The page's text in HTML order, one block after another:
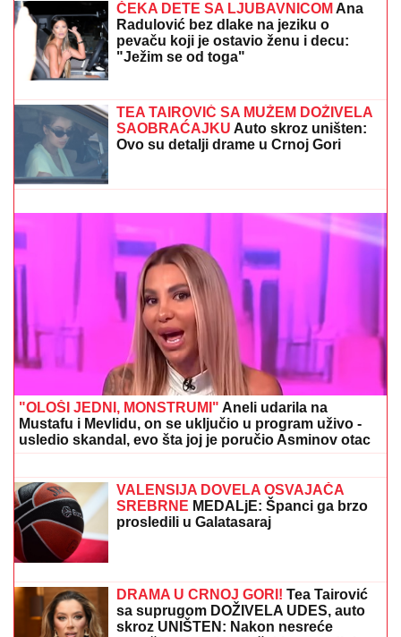
Bivši Bibijev saradnik izneo šokantne
tvrdnje
"ČULI SMO ZAPOMAGANJE, A ONDA SU NAŠLI
Komšije otkrile detalje ubistva Milke (82) na
Novom Beogradu: "Sina su izbegavali..."
Pevačica (47) se zaljubila u
KONOBARA NA PRIMORJU, danas su
primer kako BRAK treba da izgleda:
"Ako vam muž brani da napredujete,
NIJE ZA VAS"
ČEKA DETE SA LJUBAVNICOMAna
Radulović bez dlake na jeziku o
pevaču koji je ostavio ženu i decu: